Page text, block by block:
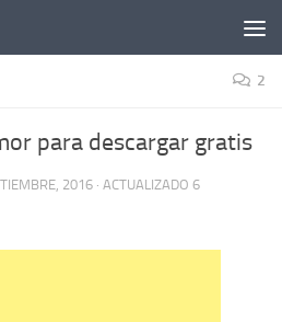
2
para descargar gratis
2016 · ACTUALIZADO 6